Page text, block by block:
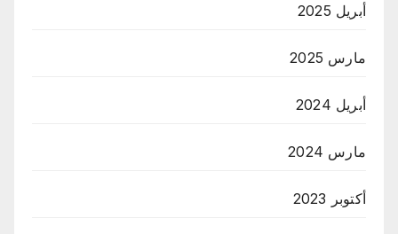
أبريل 2025
مارس 2025
أبريل 2024
مارس 2024
أكتوبر 2023